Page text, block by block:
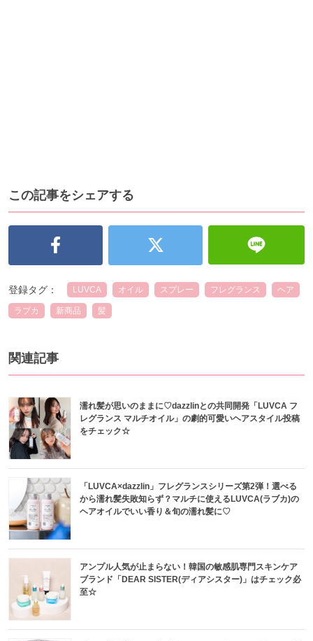
この記事をシェアする
登録タグ： LUVCA オイル スプレー フレグランス ヘア
ラブカ 新商品 髪
関連記事
濡れ髪が思いのままに♡dazzlinとの共同開発「LUVCA フ
レグランス マルチオイル」の劇的可愛いヘアスタイル投稿
をチェック☆
「LUVCA×dazzlin」フレグランスシリーズ第2弾！選べる
から濡れ髪失敗知らず？マルチに使えるLUVCA(ラブカ)の
ヘアオイルでいい香り＆旬の濡れ髪に♡
アンプル人気が止まらない！韓国の敏感肌専門スキンケア
ブランド「DEAR SISTER(ディアシスター)」はチェック必
至☆